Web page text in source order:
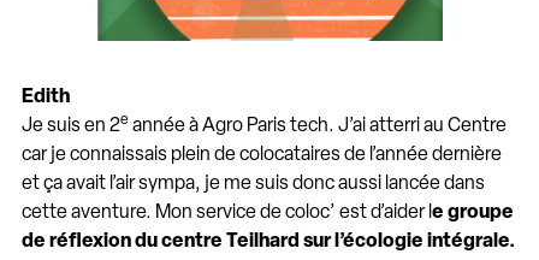
Edith
Je suis en 2eannée à Agro Paris tech. J’ai atterri au Centre
car je connaissais plein de colocataires de l’année dernière
et ça avait l’air sympa, je me suis donc aussi lancée dans
cette aventure. Mon service de coloc’ est d’aider l e groupe
de réflexion du centre Teilhard sur l’écologie intégrale.